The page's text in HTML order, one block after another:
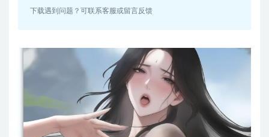
下载遇到问题？可联系客服或留言反馈